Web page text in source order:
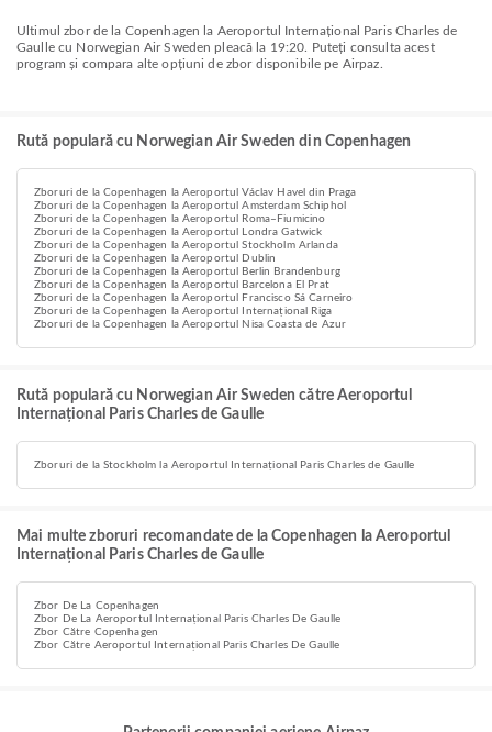
Ultimul zbor de la Copenhagen la Aeroportul Internațional Paris Charles de
Gaulle cu Norwegian Air Sweden pleacă la 19:20. Puteți consulta acest
program și compara alte opțiuni de zbor disponibile pe Airpaz.
Rută populară cu Norwegian Air Sweden din Copenhagen
Zboruri de la Copenhagen la Aeroportul Václav Havel din Praga
Zboruri de la Copenhagen la Aeroportul Amsterdam Schiphol
Zboruri de la Copenhagen la Aeroportul Roma–Fiumicino
Zboruri de la Copenhagen la Aeroportul Londra Gatwick
Zboruri de la Copenhagen la Aeroportul Stockholm Arlanda
Zboruri de la Copenhagen la Aeroportul Dublin
Zboruri de la Copenhagen la Aeroportul Berlin Brandenburg
Zboruri de la Copenhagen la Aeroportul Barcelona El Prat
Zboruri de la Copenhagen la Aeroportul Francisco Sá Carneiro
Zboruri de la Copenhagen la Aeroportul Internațional Riga
Zboruri de la Copenhagen la Aeroportul Nisa Coasta de Azur
Rută populară cu Norwegian Air Sweden către Aeroportul
Internațional Paris Charles de Gaulle
Zboruri de la Stockholm la Aeroportul Internațional Paris Charles de Gaulle
Mai multe zboruri recomandate de la Copenhagen la Aeroportul
Internațional Paris Charles de Gaulle
Zbor De La Copenhagen
Zbor De La Aeroportul Internațional Paris Charles De Gaulle
Zbor Către Copenhagen
Zbor Către Aeroportul Internațional Paris Charles De Gaulle